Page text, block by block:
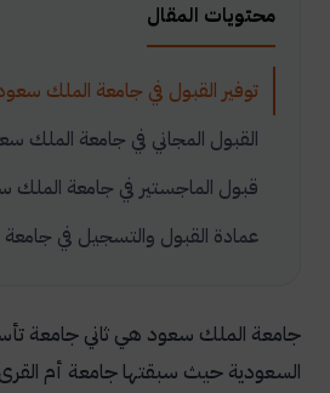
محتويات المقال
توفير القبول في جامعة الملك
القبول المجاني في جامعة الملك
قبول الماجستير في جامعة الملك
عمادة القبول والتسجيل في
جامعة الملك سعود هي ثاني جامعة
السعودية حيث سبقتها جامعة أم